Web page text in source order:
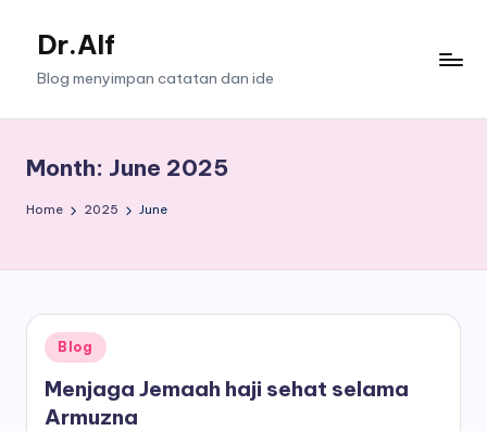
Dr.Alf
Blog menyimpan catatan dan ide
Month: June 2025
Home 2025 June
Posted
in
Blog
Menjaga Jemaah haji sehat selama
Armuzna